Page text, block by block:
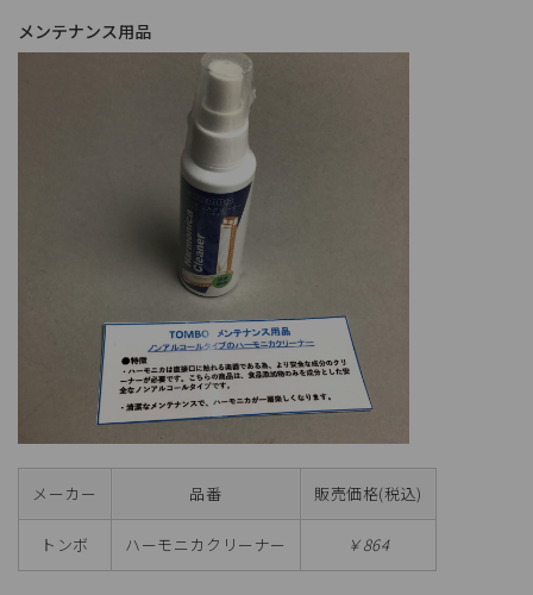
メンテナンス用品
メーカー 品番 販売価格(税込)
トンボ ハーモニカクリーナー ￥864